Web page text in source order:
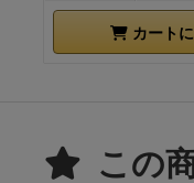
カート
この